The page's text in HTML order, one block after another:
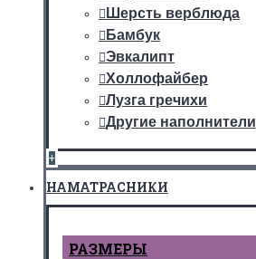
Шерсть верблюда
Бамбук
Эвкалипт
Холлофайбер
Лузга гречихи
Другие наполнители
+
НАМАТРАСНИКИ
РАЗМЕРЫ